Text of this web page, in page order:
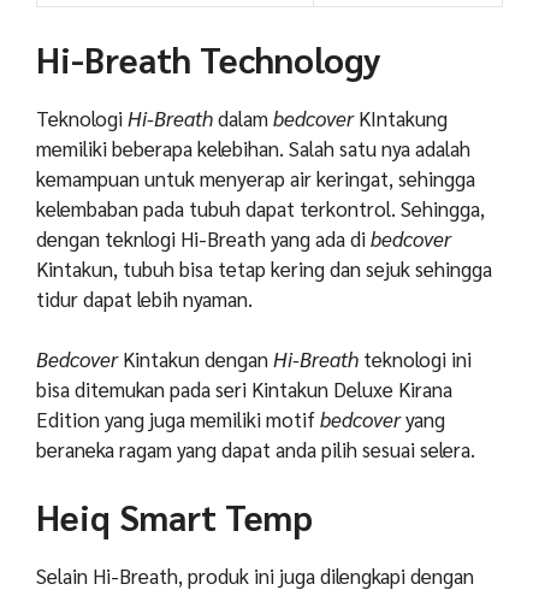
Hi-Breath Technology
TeknologiHi-BreathdalambedcoverKIntakung
memiliki beberapa kelebihan. Salah satu nya adalah
kemampuan untuk menyerap air keringat, sehingga
kelembaban pada tubuh dapat terkontrol. Sehingga,
dengan teknlogi Hi-Breath yang ada dibedcover
Kintakun, tubuh bisa tetap kering dan sejuk sehingga
tidur dapat lebih nyaman.
BedcoverKintakun denganHi-Breath teknologi ini
bisa ditemukan pada seri Kintakun Deluxe Kirana
Edition yang juga memiliki motifbedcoveryang
beraneka ragam yang dapat anda pilih sesuai selera.
Heiq Smart Temp
Selain Hi-Breath, produk ini juga dilengkapi dengan